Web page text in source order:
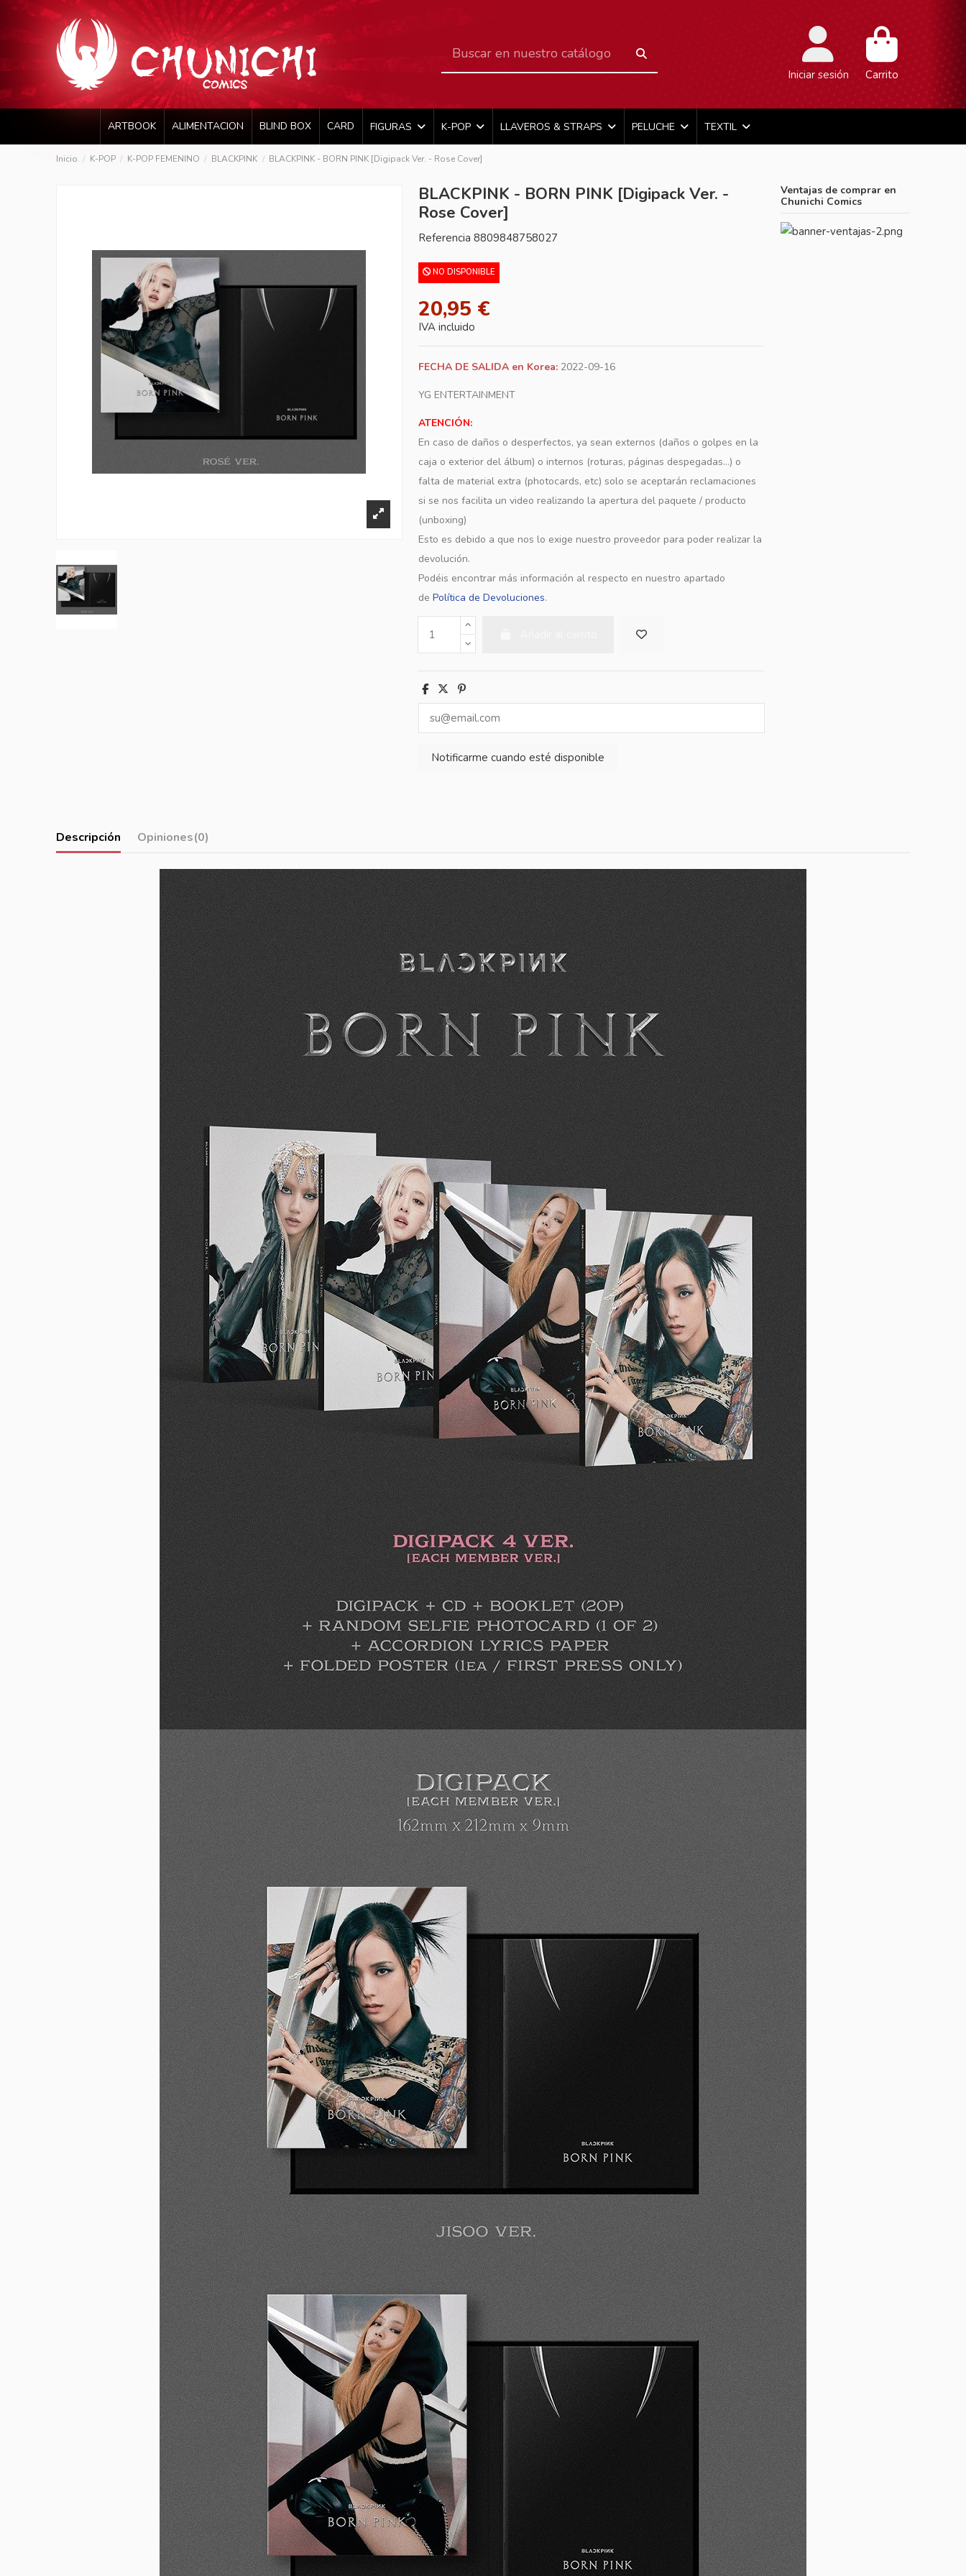
Iniciar sesión Carrito
ARTBOOK ALIMENTACION BLIND BOX CARD FIGURAS K-POP LLAVEROS & STRAPS PELUCHE TEXTIL
Inicio K-POP K-POP FEMENINO BLACKPINK BLACKPINK - BORN PINK [Digipack Ver. - Rose Cover]
BLACKPINK - BORN PINK [Digipack Ver. -
Rose Cover]
Referencia 8809848758027
NO DISPONIBLE
20,95 €
IVA incluido
FECHA DE SALIDA en Korea: 2022-09-16
YG ENTERTAINMENT
ATENCIÓN:
En caso de daños o desperfectos, ya sean externos (daños o golpes en la
caja o exterior del álbum) o internos (roturas, páginas despegadas...) o
falta de material extra (photocards, etc) solo se aceptarán reclamaciones
si se nos facilita un video realizando la apertura del paquete / producto
(unboxing)
Esto es debido a que nos lo exige nuestro proveedor para poder realizar la
devolución.
Podéis encontrar más información al respecto en nuestro apartado
de Política de Devoluciones.
Ventajas de comprar en
Chunichi Comics
Descripción Opiniones(0)